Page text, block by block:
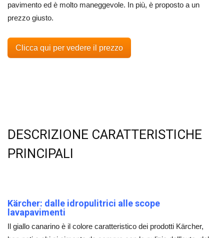
pavimento ed è molto maneggevole. In più, è proposto a un
prezzo giusto.
Clicca qui per vedere il prezzo
DESCRIZIONE CARATTERISTICHE
PRINCIPALI
Kärcher: dalle idropulitrici alle scope
lavapavimenti
Il giallo canarino è il colore caratteristico dei prodotti Kärcher,